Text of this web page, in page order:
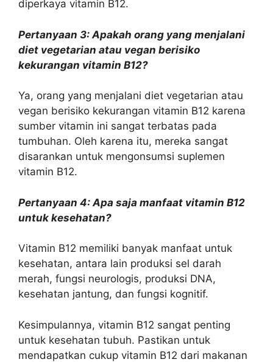
diperkaya vitamin B12.
Pertanyaan 3: Apakah orang yang menjalani
diet vegetarian atau vegan berisiko
kekurangan vitamin B12?
Ya, orang yang menjalani diet vegetarian atau
vegan berisiko kekurangan vitamin B12 karena
sumber vitamin ini sangat terbatas pada
tumbuhan. Oleh karena itu, mereka sangat
disarankan untuk mengonsumsi suplemen
vitamin B12.
Pertanyaan 4: Apa saja manfaat vitamin B12
untuk kesehatan?
Vitamin B12 memiliki banyak manfaat untuk
kesehatan, antara lain produksi sel darah
merah, fungsi neurologis, produksi DNA,
kesehatan jantung, dan fungsi kognitif.
Kesimpulannya, vitamin B12 sangat penting
untuk kesehatan tubuh. Pastikan untuk
mendapatkan cukup vitamin B12 dari makanan